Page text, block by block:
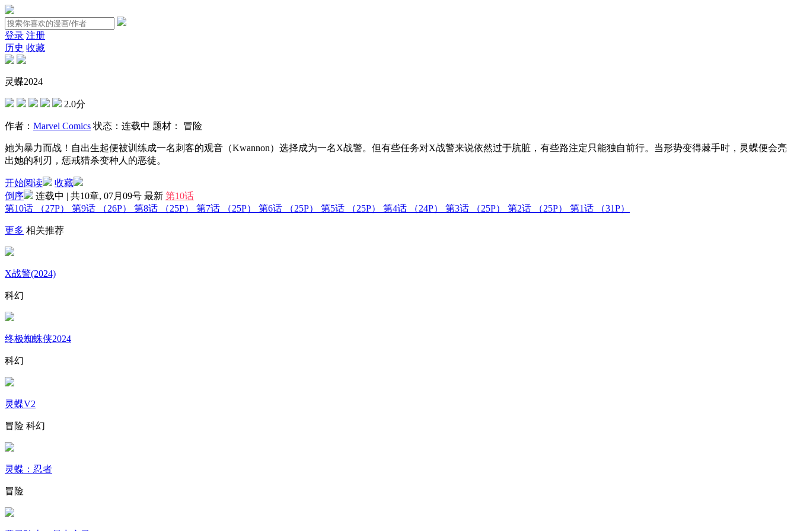
登录 注册
历史 收藏
灵蝶2024
2.0分
作者： Marvel Comics 状态： 连载中 题材： 冒险
她为暴力而战！自出生起便被训练成一名刺客的观音（Kwannon）选择成为一名X战警。但有些任务对X战警来说依然过于肮脏，有些路注定只能独自前行。当形势变得棘手时，灵蝶便会亮
出她的利刃，惩戒猎杀变种人的恶徒。
开始阅读
收藏
倒序
连载中 | 共10章, 07月09号 最新 第10话
第10话
（27P） 第9话 （26P） 第8话 （25P） 第7话 （25P） 第6话 （25P） 第5话 （25P） 第4话 （24P） 第3话 （25P） 第2话 （25P） 第1话 （31P）
更多 相关推荐
X战警(2024)
科幻
终极蜘蛛侠2024
科幻
灵蝶V2
冒险 科幻
灵蝶：忍者
冒险